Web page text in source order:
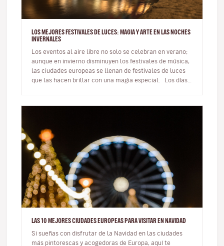
LOS MEJORES FESTIVALES DE LUCES: MAGIA Y ARTE EN LAS NOCHES
INVERNALES
Los eventos al aire libre no solo se celebran en verano;
aunque en invierno disminuyen los festivales de música,
las ciudades europeas se llenan de festivales de luces
que las hacen brillar con una magia especial. Los días
LAS 10 MEJORES CIUDADES EUROPEAS PARA VISITAR EN NAVIDAD
Si sueñas con disfrutar de la Navidad en las ciudades
más pintorescas y acogedoras de Europa, aquí te